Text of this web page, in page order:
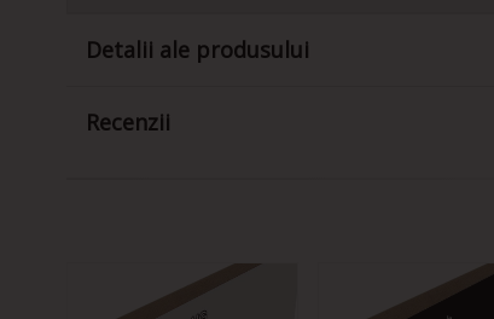
Detalii ale produsului
Recenzii